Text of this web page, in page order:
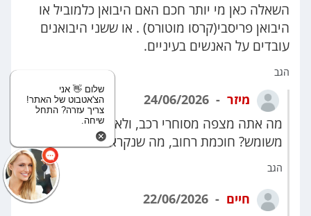
השאלה כאן מי יותר חכם האם היבואן כלמוביל או
היבואן פריסבי(קרסו מוטורס) . או ששני היבואנים
עובדים על האנשים בעיניים.
הגב
מיזר
מה אתה מצפה מסוחרי רכב, ולא משנה חדש או
משומש? חוכמת רחוב, מה שנקרא.
הגב
חיים
שלום 👋 אני
הצ'אטבוט של האתר!
צריך עזרה? התחל
שיחה.